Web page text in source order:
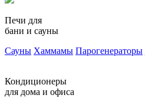
Печи для
бани и сауны
Сауны Хаммамы Парогенераторы
Кондиционеры
для дома и офиса